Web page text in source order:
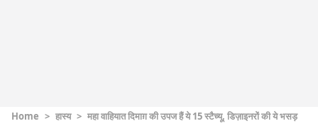
Home > हास्य > महा वाहियात दिमाग़ की उपज हैं ये 15 स्टैच्यू, डिज़ाइनरों की ये भसड़